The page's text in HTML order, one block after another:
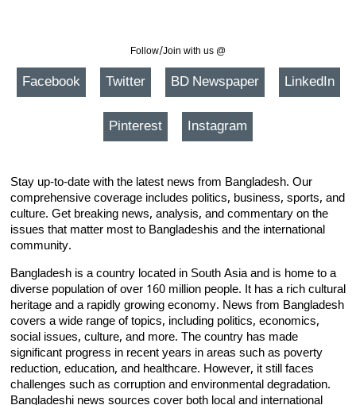
Follow/Join with us @
Facebook Twitter BD Newspaper LinkedIn
Pinterest Instagram
Stay up-to-date with the latest news from Bangladesh. Our
comprehensive coverage includes politics, business, sports, and
culture. Get breaking news, analysis, and commentary on the
issues that matter most to Bangladeshis and the international
community.
Bangladesh is a country located in South Asia and is home to a
diverse population of over 160 million people. It has a rich cultural
heritage and a rapidly growing economy. News from Bangladesh
covers a wide range of topics, including politics, economics,
social issues, culture, and more. The country has made
significant progress in recent years in areas such as poverty
reduction, education, and healthcare. However, it still faces
challenges such as corruption and environmental degradation.
Bangladeshi news sources cover both local and international